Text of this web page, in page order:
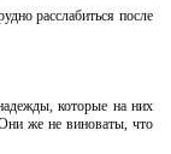
расслабиться после
которые на них
же не виноваты, что